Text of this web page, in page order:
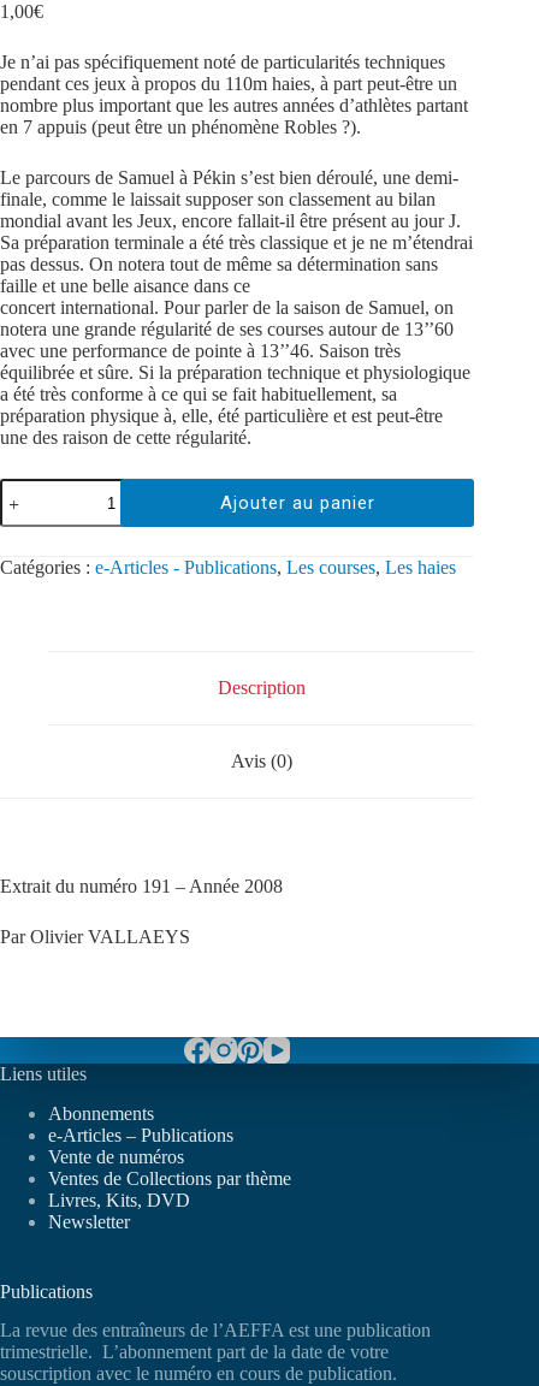
1,00€
Je n’ai pas spécifiquement noté de particularités techniques
pendant ces jeux à propos du 110m haies, à part peut-être un
nombre plus important que les autres années d’athlètes partant
en 7 appuis (peut être un phénomène Robles ?).
Le parcours de Samuel à Pékin s’est bien déroulé, une demi-
finale, comme le laissait supposer son classement au bilan
mondial avant les Jeux, encore fallait-il être présent au jour J.
Sa préparation terminale a été très classique et je ne m’étendrai
pas dessus. On notera tout de même sa détermination sans
faille et une belle aisance dans ce
concert international. Pour parler de la saison de Samuel, on
notera une grande régularité de ses courses autour de 13’’60
avec une performance de pointe à 13’’46. Saison très
équilibrée et sûre. Si la préparation technique et physiologique
a été très conforme à ce qui se fait habituellement, sa
préparation physique à, elle, été particulière et est peut-être
une des raison de cette régularité.
Ajouter au panier
Catégories : e-Articles - Publications, Les courses, Les haies
Description
Avis (0)
Extrait du numéro 191 – Année 2008
Par Olivier VALLAEYS
Liens utiles
Abonnements
e-Articles – Publications
Vente de numéros
Ventes de Collections par thème
Livres, Kits, DVD
Newsletter
Publications
La revue des entraîneurs de l’AEFFA est une publication
trimestrielle. L’abonnement part de la date de votre
souscription avec le numéro en cours de publication.